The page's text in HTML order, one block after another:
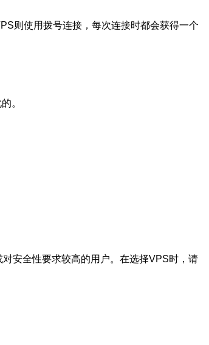
则使用拨号连接，每次连接时都会获得一个
。
安全性要求较高的用户。在选择VPS时，请